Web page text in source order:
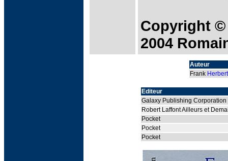
Copyright ©
2004
Auteur
Frank Herbert
Editeur
Galaxy Publishing Corporation
Robert Laffont Ailleurs et
Pocket
Pocket
Pocket